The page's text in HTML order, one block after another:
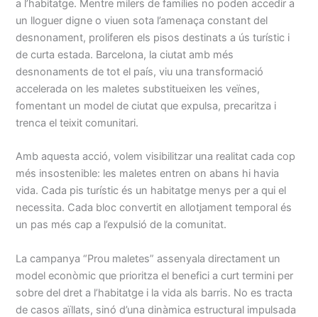
a l’habitatge. Mentre milers de famílies no poden accedir a
un lloguer digne o viuen sota l’amenaça constant del
desnonament, proliferen els pisos destinats a ús turístic i
de curta estada. Barcelona, la ciutat amb més
desnonaments de tot el país, viu una transformació
accelerada on les maletes substitueixen les veïnes,
fomentant un model de ciutat que expulsa, precaritza i
trenca el teixit comunitari.
Amb aquesta acció, volem visibilitzar una realitat cada cop
més insostenible: les maletes entren on abans hi havia
vida. Cada pis turístic és un habitatge menys per a qui el
necessita. Cada bloc convertit en allotjament temporal és
un pas més cap a l’expulsió de la comunitat.
La campanya “Prou maletes” assenyala directament un
model econòmic que prioritza el benefici a curt termini per
sobre del dret a l’habitatge i la vida als barris. No es tracta
de casos aïllats, sinó d’una dinàmica estructural impulsada